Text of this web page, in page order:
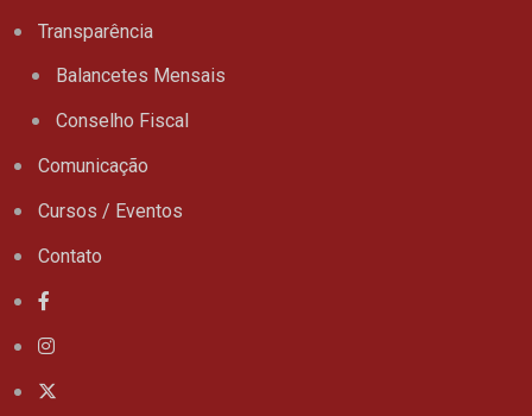
Transparência
Balancetes Mensais
Conselho Fiscal
Comunicação
Cursos / Eventos
Contato